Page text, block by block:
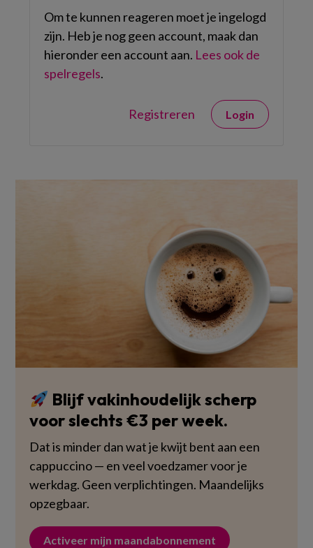
Om te kunnen reageren moet je ingelogd
zijn. Heb je nog geen account, maak dan
hieronder een account aan. Lees ook de
spelregels.
Registreren Login
Blijf vakinhoudelijk scherp
voor slechts €3 per week.
Dat is minder dan wat je kwijt bent aan een
cappuccino — en veel voedzamer voor je
werkdag. Geen verplichtingen. Maandelijks
opzegbaar.
Activeer mijn maandabonnement